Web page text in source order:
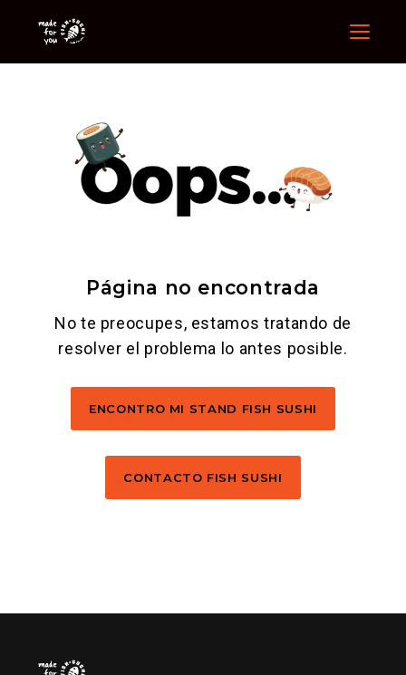
Menu
Página no encontrada
No te preocupes, estamos tratando de
resolver el problema lo antes posible.
ENCONTRO MI STAND FISH SUSHI
CONTACTO FISH SUSHI